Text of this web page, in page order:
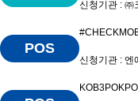
신청기관 : ㈜
POS
신청기관 : 엔